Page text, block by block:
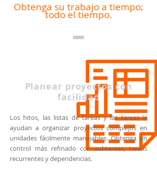
Obtenga su trabajo a tiempo;
todo el tiempo.
Planear proyectos con
facilidad
Los hitos, las listas de tareas y las tareas le
ayudan a organizar proyectos complejos en
unidades fácilmente manejables. Obtenga un
control más refinado con subtareas, tareas
recurrentes y dependencias.